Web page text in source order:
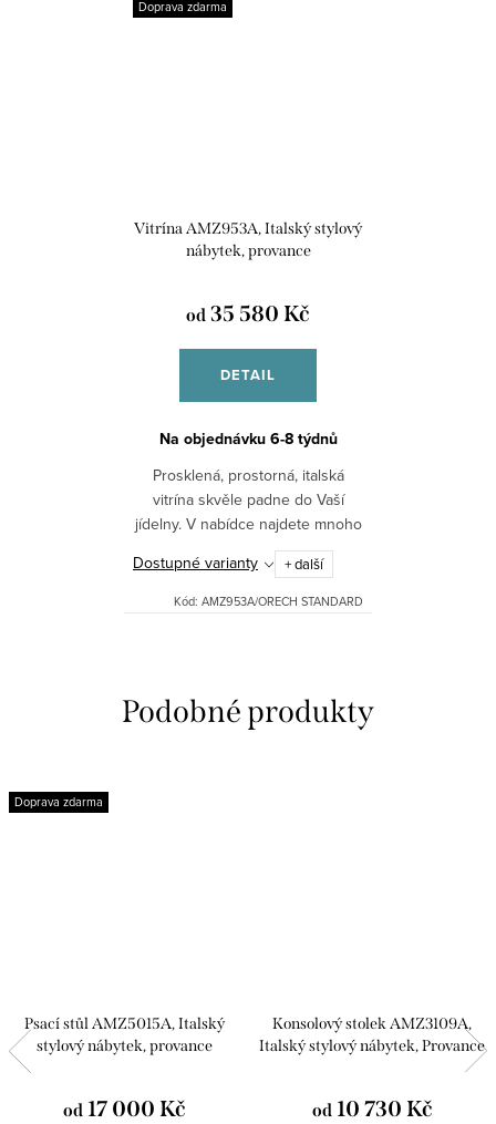
Doprava zdarma
Vitrína AMZ953A, Italský stylový
nábytek, provance
od 35 580 Kč
DETAIL
Na objednávku 6-8 týdnů
Prosklená, prostorná, italská
vitrína skvěle padne do Vaší
jídelny. V nabídce najdete mnoho
odstínů. Vitrína je dodávána
vcelku.
Dostupné varianty + další
Kód: AMZ953A/ORECH STANDARD
Doprava zdarma
Psací stůl AMZ5015A, Italský
stylový nábytek, provance
od17 000 Kč
Konsolový stolek AMZ3109A,
Italský stylový nábytek, Provance
od10 730 Kč